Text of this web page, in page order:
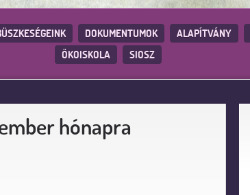
DOKUMENTUMOK ALAPÍTVÁNY
ÖKOISKOLA
SIOSZ
hónapra